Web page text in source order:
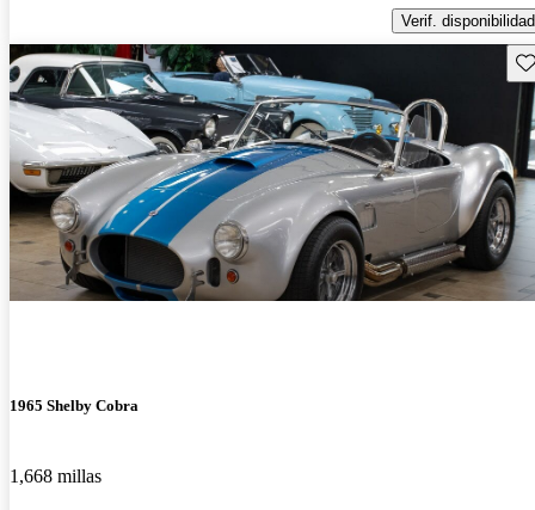
Verif. disponibilidad
1965 Shelby Cobra
1,668 millas